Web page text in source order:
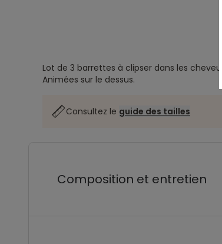
Lot de 3 barrettes à clipser dans les cheveux.
Animées sur le dessus.
Consultez le guide des tailles
Composition et entretien